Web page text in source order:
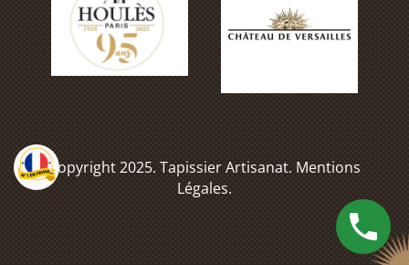
Copyright 2025. Tapissier Artisanat. Mentions
Légales.